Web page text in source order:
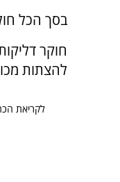
בסך הכל חולצו כ-15 לכודים, ביניהם ילדים ותינוקות,
חוקר
להצתות
לקריאת